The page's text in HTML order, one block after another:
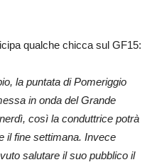
qualche chicca sul GF15:
la puntata di Pomeriggio
in onda del Grande
così la conduttrice potrà
il fine settimana. Invece
salutare il suo pubblico il